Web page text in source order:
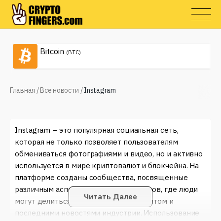
Bitcoin (BTC)
Главная /Все новости /Instagram
Instagram – это популярная социальная сеть,
которая не только позволяет пользователям
обмениваться фотографиями и видео, но и активно
используется в мире криптовалют и блокчейна. На
платформе созданы сообщества, посвященные
различным аспектам цифровых активов, где люди
могут делиться своими знаниями, опытом и
последними новостями индустрии. Использование
Читать Далее